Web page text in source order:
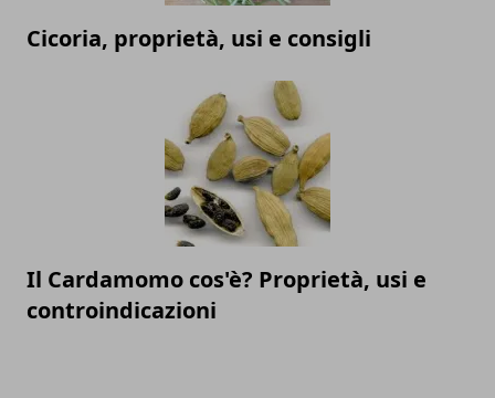
Cicoria, proprietà, usi e consigli
Il Cardamomo cos'è? Proprietà, usi e
controindicazioni